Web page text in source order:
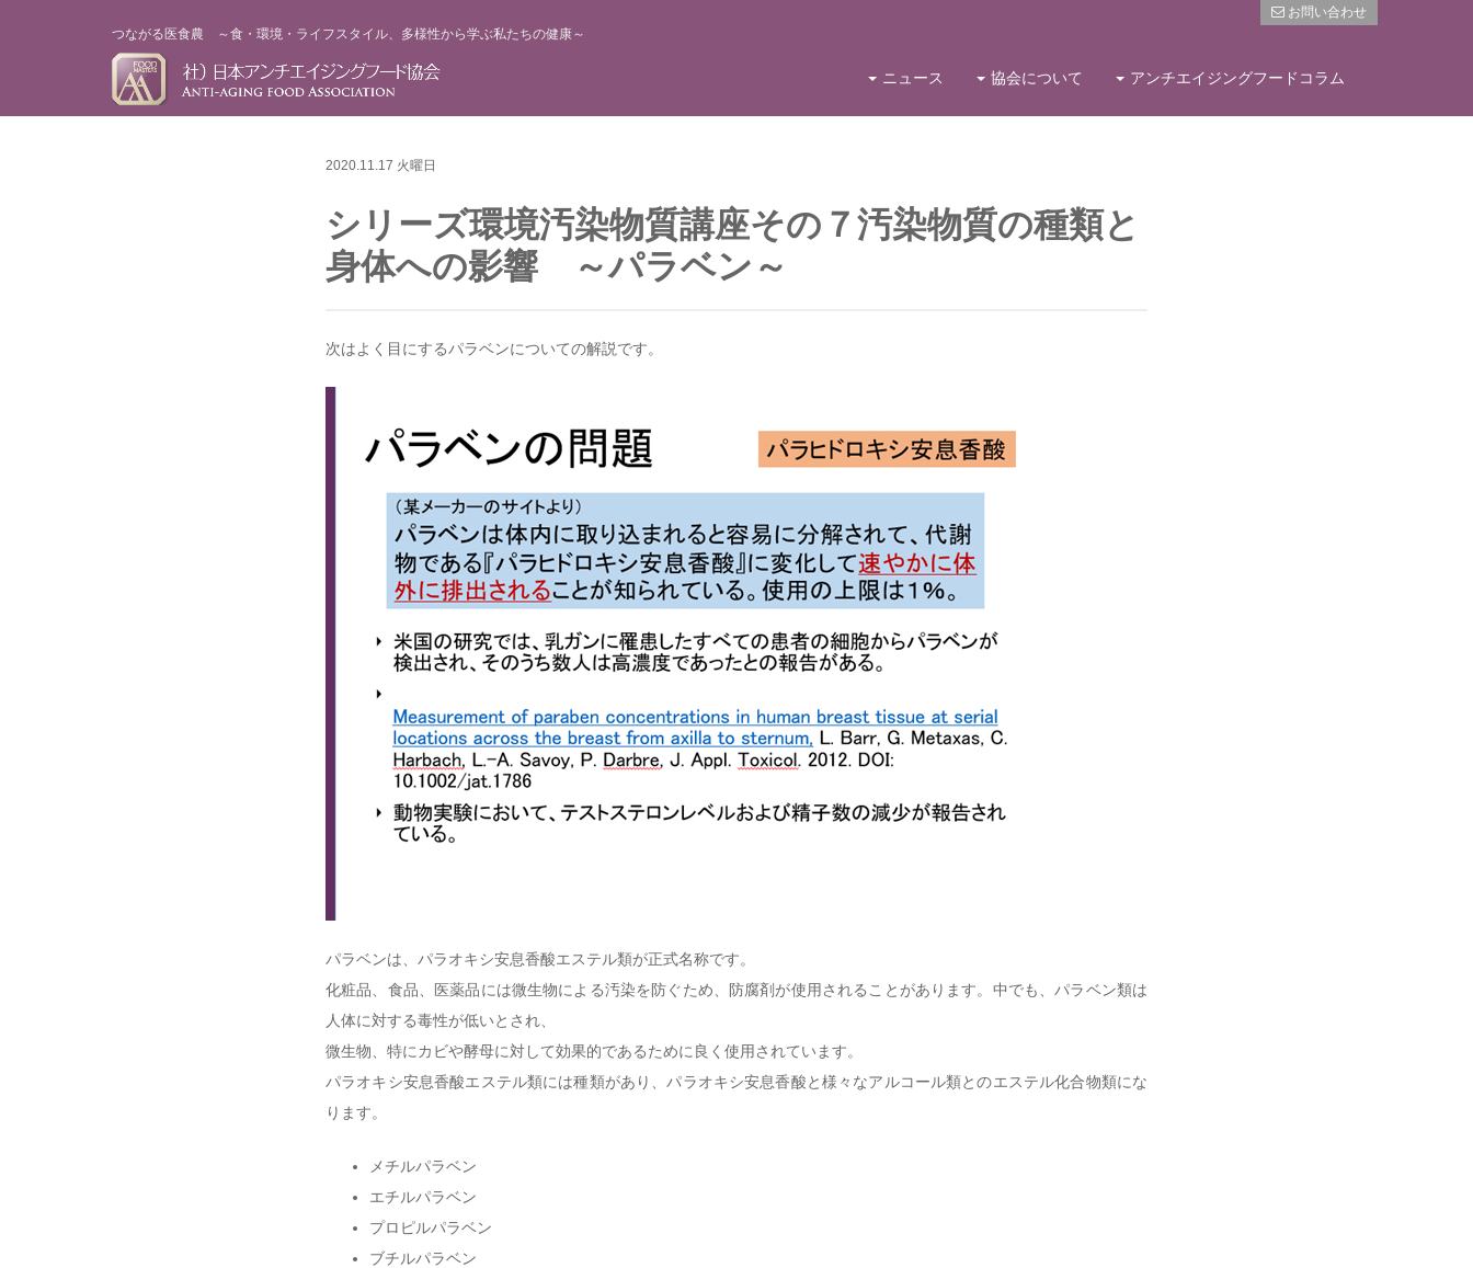
お問い合わせ
つながる医食農 ～食・環境・ライフスタイル、多様性から学ぶ私たちの健康～
ニュース 協会について アンチエイジングフードコラム
2020.11.17 火曜日
シリーズ環境汚染物質講座その７汚染物質の種類と
身体への影響 ～パラベン～
次はよく目にするパラベンについての解説です。
パラベンは、パラオキシ安息香酸エステル類が正式名称です。
化粧品、食品、医薬品には微生物による汚染を防ぐため、防腐剤が使用されることがあります。中でも、パラベン類は
人体に対する毒性が低いとされ、
微生物、特にカビや酵母に対して効果的であるために良く使用されています。
パラオキシ安息香酸エステル類には種類があり、パラオキシ安息香酸と様々なアルコール類とのエステル化合物類にな
ります。
メチルパラベン
エチルパラベン
プロピルパラベン
ブチルパラベン